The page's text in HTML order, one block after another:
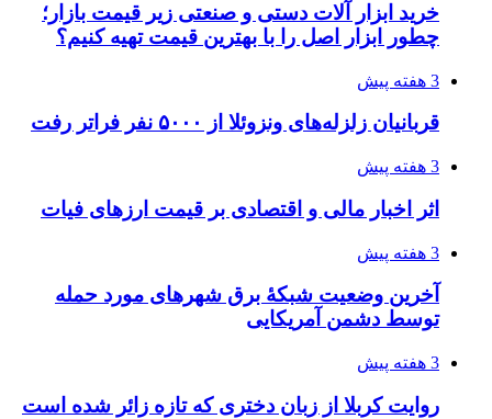
خرید ابزار آلات دستی و صنعتی زیر قیمت بازار؛
چطور ابزار اصل را با بهترین قیمت تهیه کنیم؟
3 هفته پیش
قربانیان زلزله‌های ونزوئلا از ۵۰۰۰ نفر فراتر رفت
3 هفته پیش
اثر اخبار مالی و اقتصادی بر قیمت ارزهای فیات
3 هفته پیش
آخرین وضعیت شبکۀ برق شهرهای مورد حمله
توسط دشمن آمریکایی
3 هفته پیش
روایت کربلا از زبان دختری که تازه زائر شده است